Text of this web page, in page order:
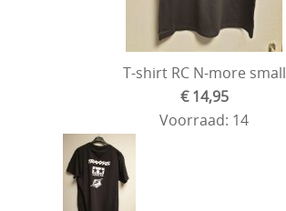
T-shirt RC N-more small
€ 14,95
Voorraad: 14